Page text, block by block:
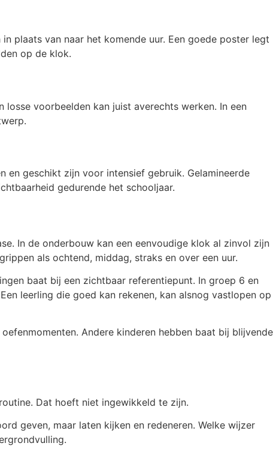
plaats van naar het komende uur. Een goede poster legt
op de klok.
voorbeelden kan juist averechts werken. In een
en geschikt zijn voor intensief gebruik. Gelamineerde
gedurende het schooljaar.
In de onderbouw kan een eenvoudige klok al zinvol zijn
als ochtend, middag, straks en over een uur.
baat bij een zichtbaar referentiepunt. In groep 6 en
leerling die goed kan rekenen, kan alsnog vastlopen op
Andere kinderen hebben baat bij blijvende
Dat hoeft niet ingewikkeld te zijn.
geven, maar laten kijken en redeneren. Welke wijzer